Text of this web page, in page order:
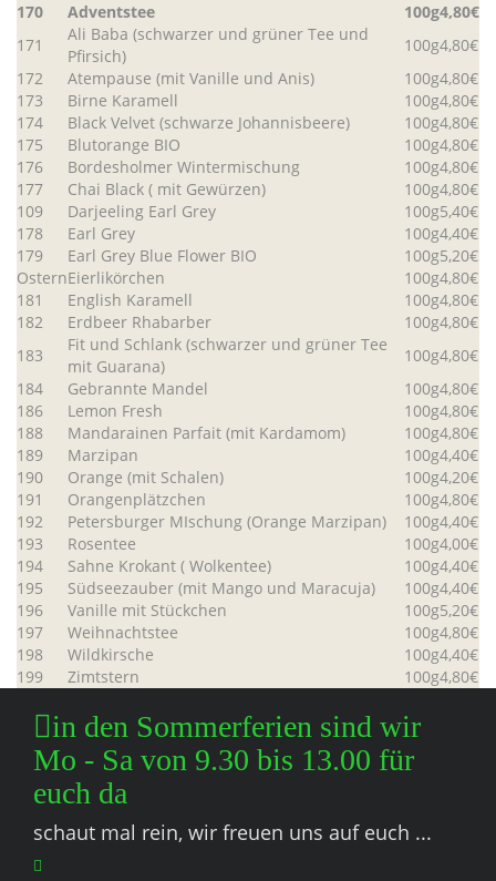
170 Adventstee 100g4,80€
171
Ali Baba (schwarzer und grüner Tee und
Pfirsich)
100g4,80€
172
Atempause (mit Vanille und Anis) 100g4,80€
173
Birne Karamell 100g4,80€
174
Black Velvet (schwarze Johannisbeere) 100g4,80€
175
Blutorange BIO 100g4,80€
176
Bordesholmer Wintermischung 100g4,80€
177
Chai Black ( mit Gewürzen) 100g4,80€
109
Darjeeling Earl Grey 100g5,40€
178
Earl Grey 100g4,40€
179
Earl Grey Blue Flower BIO 100g5,20€
OsternEierlikörchen 100g4,80€
181
English Karamell 100g4,80€
182
Erdbeer Rhabarber 100g4,80€
183
Fit und Schlank (schwarzer und grüner Tee
mit Guarana)
100g4,80€
184
Gebrannte Mandel 100g4,80€
186
Lemon Fresh 100g4,80€
188
Mandarainen Parfait (mit Kardamom) 100g4,80€
189
Marzipan 100g4,40€
190
Orange (mit Schalen) 100g4,20€
191
Orangenplätzchen 100g4,80€
192
Petersburger MIschung (Orange Marzipan) 100g4,40€
193
Rosentee 100g4,00€
194
Sahne Krokant ( Wolkentee) 100g4,40€
195
Südseezauber (mit Mango und Maracuja) 100g4,40€
196
Vanille mit Stückchen 100g5,20€
197
Weihnachtstee 100g4,80€
198
Wildkirsche 100g4,40€
199
Zimtstern 100g4,80€
in den Sommerferien sind wir
Mo - Sa von 9.30 bis 13.00 für
euch da
schaut mal rein, wir freuen uns auf euch ...